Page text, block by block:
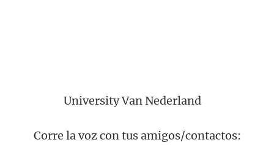
University Van Nederland
Corre la voz con tus amigos/contactos: